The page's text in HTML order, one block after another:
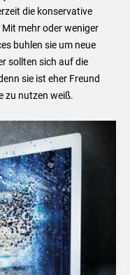
die konservative
mehr oder weniger
buhlen sie um neue
sollten sich auf die
sie ist eher Freund
zu nutzen weiß.